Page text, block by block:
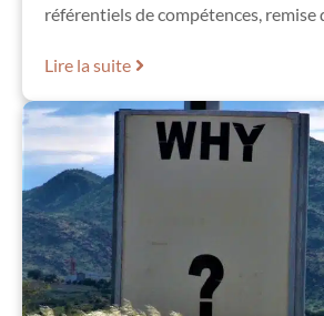
référentiels de compétences, remise
Lire la suite